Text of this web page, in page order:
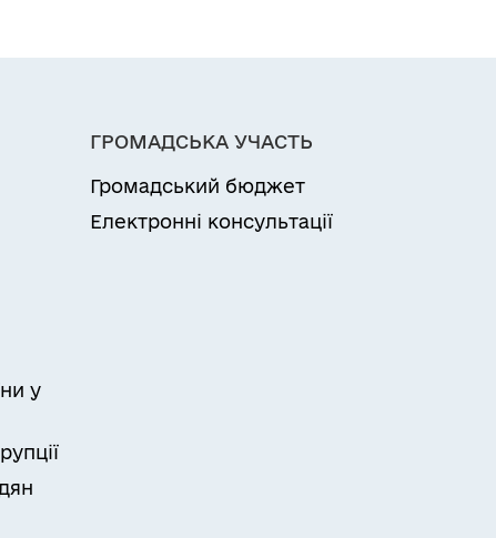
у
ГРОМАДСЬКА УЧАСТЬ
Громадський бюджет
Електронні консультації